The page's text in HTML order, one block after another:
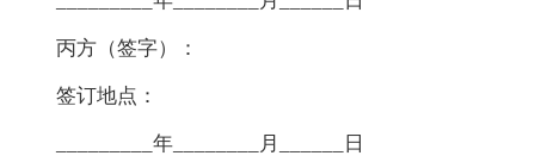
丙方（签字）：
签订地点：
_________年________月______日